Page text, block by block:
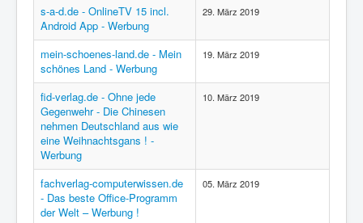
s-a-d.de - OnlineTV 15 incl.
Android App - Werbung
29. März 2019
mein-schoenes-land.de - Mein
schönes Land - Werbung
19. März 2019
fid-verlag.de - Ohne jede
Gegenwehr - Die Chinesen
nehmen Deutschland aus wie
eine Weihnachtsgans ! -
Werbung
10. März 2019
fachverlag-computerwissen.de
- Das beste Office-Programm
der Welt – Werbung !
05. März 2019